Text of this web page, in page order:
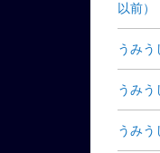
以前）
うみう
うみう
うみう